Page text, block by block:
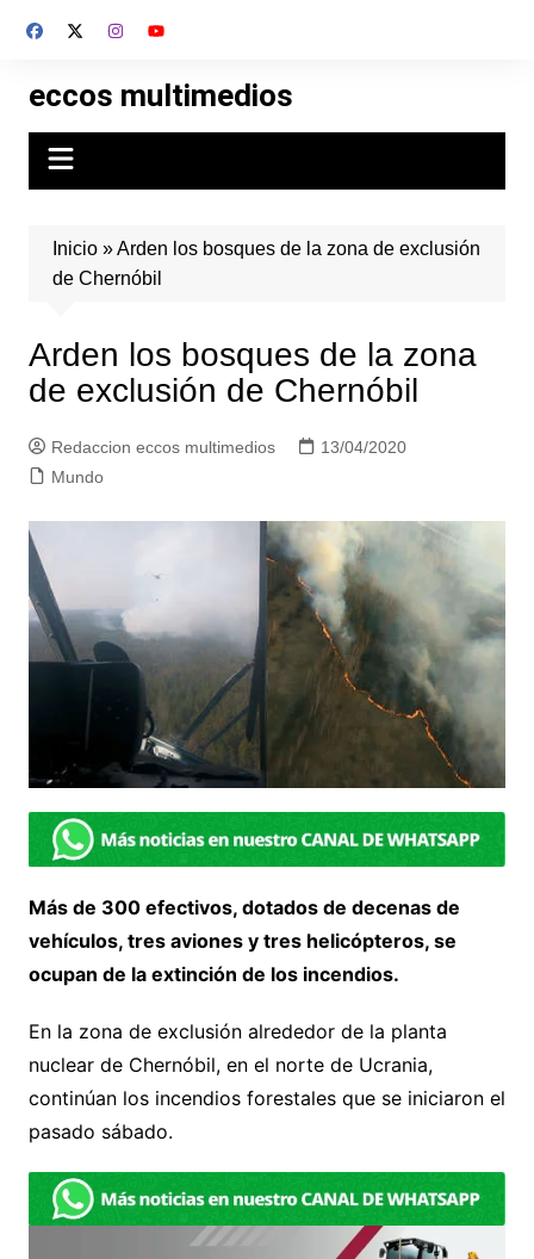
eccos multimedios
Inicio»Arden los bosques de la zona de exclusión
de Chernóbil
Arden los bosques de la zona
de exclusión de Chernóbil
Redaccion eccos multimedios
13/04/2020
Mundo
Más de 300 efectivos, dotados de decenas de
vehículos, tres aviones y tres helicópteros, se
ocupan de la extinción de los incendios.
En la zona de exclusión alrededor de la planta
nuclear de Chernóbil, en el norte de Ucrania,
continúan los incendios forestales que se iniciaron el
pasado sábado.